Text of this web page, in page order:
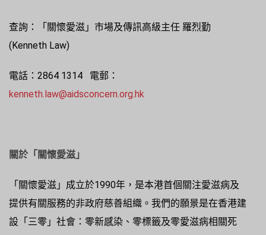
查詢：「關懷愛滋」市場及傳訊高級主任 羅烈勤
(Kenneth Law)
電話：2864 1314 電郵：
kenneth.law@aidsconcern.org.hk
關於「關懷愛滋」
「關懷愛滋」成立於1990年，是本港首個關注愛滋病及
提供有關服務的非政府慈善組織。我們的願景是在香港建
設「三零」社會：零新感染、零標籤及零愛滋病相關死